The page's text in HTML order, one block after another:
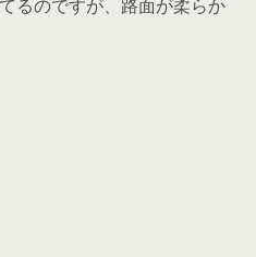
るのですが、路面が柔らか